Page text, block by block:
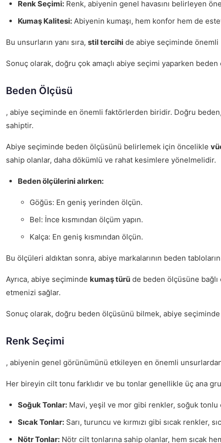
Renk Seçimi: Renk, abiyenin genel havasını belirleyen
Kumaş Kalitesi: Abiyenin kumaşı, hem konfor hem de
Bu unsurların yanı sıra, stil tercihi de abiye seçiminde önemli
Sonuç olarak, doğru çok amaçlı abiye seçimi yaparken
Beden Ölçüsü
, abiye seçiminde en önemli faktörlerden biridir. Doğru
sahiptir.
Abiye seçiminde beden ölçüsünü belirlemek için öncelikle
sahip olanlar, daha dökümlü ve rahat kesimlere yönelmelidir.
Beden ölçülerini alırken:
Göğüs: En geniş yerinden ölçün.
Bel: İnce kısmından ölçüm yapın.
Kalça: En geniş kısmından ölçün.
Bu ölçüleri aldıktan sonra, abiye markalarının beden
Ayrıca, abiye seçiminde kumaş türü de beden ölçüsüne
etmenizi sağlar.
Sonuç olarak, doğru beden ölçüsünü bilmek, abiye seçiminde
Renk Seçimi
, abiyenin genel görünümünü etkileyen en önemli
Her bireyin cilt tonu farklıdır ve bu tonlar genellikle üç ana
Soğuk Tonlar: Mavi, yeşil ve mor gibi renkler, soğuk tonlu
Sıcak Tonlar: Sarı, turuncu ve kırmızı gibi sıcak
Nötr Tonlar: Nötr cilt tonlarına sahip olanlar, hem sıcak